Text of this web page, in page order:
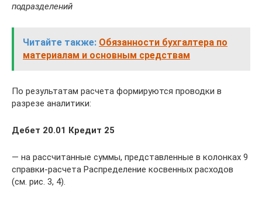
подразделений
Читайте также: Обязанности бухгалтера по
материалам и основным средствам
По результатам расчета формируются проводки в
разрезе аналитики:
Дебет 20.01 Кредит 25
— на рассчитанные суммы, представленные в колонках 9
справки-расчета Распределение косвенных расходов
(см. рис. 3, 4).